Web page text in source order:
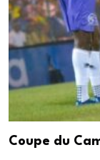
Coupe du